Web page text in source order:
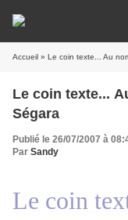
Accueil » Le coin texte... Au
Le coin texte...
Ségara
Publié le 26/07/2007 à
Par Sandy
Le coin